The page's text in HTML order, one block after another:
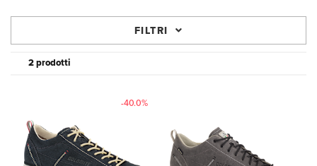
FILTRI
2 prodotti
-40.0%